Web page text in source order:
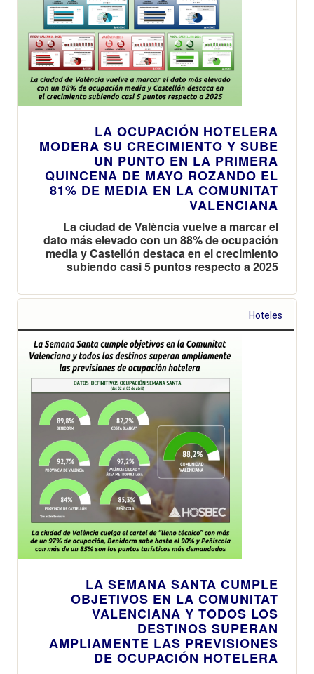
LA OCUPACIÓN HOTELERA
MODERA SU CRECIMIENTO Y SUBE
UN PUNTO EN LA PRIMERA
QUINCENA DE MAYO ROZANDO EL
81% DE MEDIA EN LA COMUNITAT
VALENCIANA
La ciudad de València vuelve a marcar el
dato más elevado con un 88% de ocupación
media y Castellón destaca en el crecimiento
subiendo casi 5 puntos respecto a 2025
Hoteles
LA SEMANA SANTA CUMPLE
OBJETIVOS EN LA COMUNITAT
VALENCIANA Y TODOS LOS
DESTINOS SUPERAN
AMPLIAMENTE LAS PREVISIONES
DE OCUPACIÓN HOTELERA